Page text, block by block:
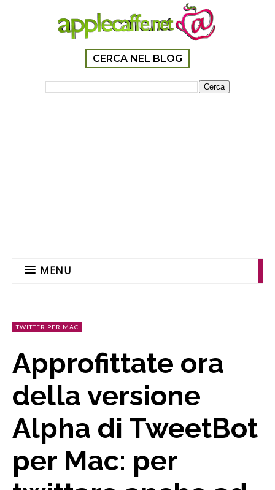
CERCA NEL BLOG
MENU
TWITTER PER MAC
Approfittate ora
della versione
Alpha di TweetBot
per Mac: per